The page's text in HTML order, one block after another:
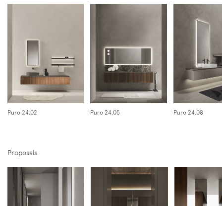
Follow us on
Instagram
Facebook Pinterest
Puro 24.02 Puro 24.05 Puro 24.08
Proposals